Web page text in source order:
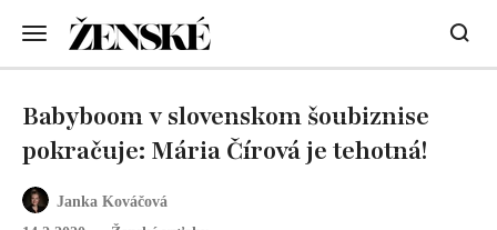
Janka Kováčová
Babyboom v slovenskom šoubiznise
pokračuje: Mária Čírová je tehotná!